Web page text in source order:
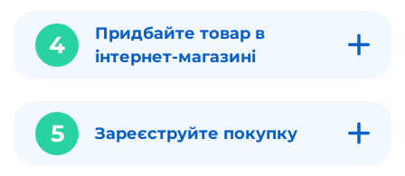
4
Придбайте товар в
інтернет-магазині
5 Зареєструйте покупку